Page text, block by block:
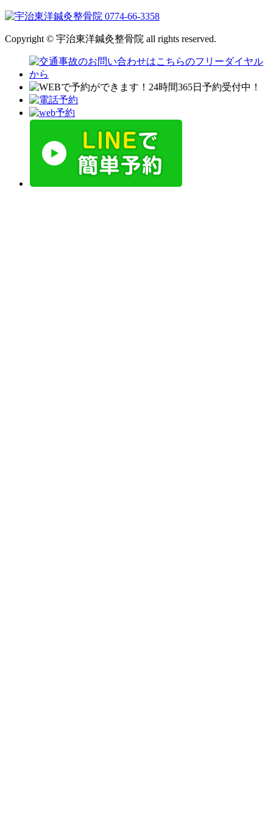
Copyright © 宇治東洋鍼灸整骨院 all rights reserved.